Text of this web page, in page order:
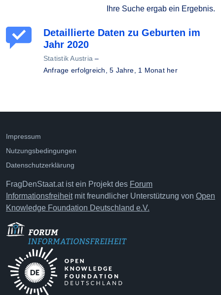
Ihre Suche ergab ein Ergebnis.
Detaillierte Daten zu Geburten im
Jahr 2020
Statistik Austria –
Anfrage erfolgreich,5 Jahre, 1 Monat her
Impressum
Nutzungsbedingungen
Datenschutzerklärung
FragDenStaat.at ist ein Projekt des Forum
Informationsfreiheitmit freundlicher Unterstützung von Open
Knowledge Foundation Deutschland e.V.